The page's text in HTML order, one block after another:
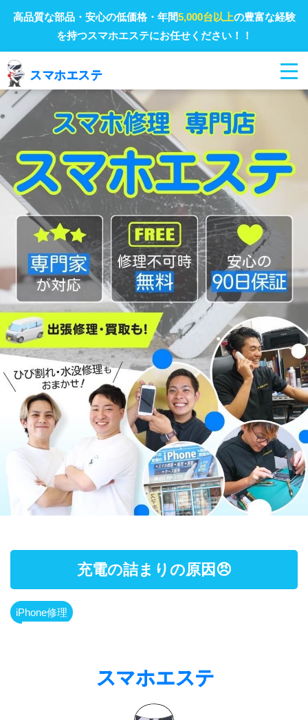
高品質な部品・安心の低価格・年間5,000台以上の豊富な経験
を持つスマホエステにお任せください！！
充電の詰まりの原因😠
iPhone修理